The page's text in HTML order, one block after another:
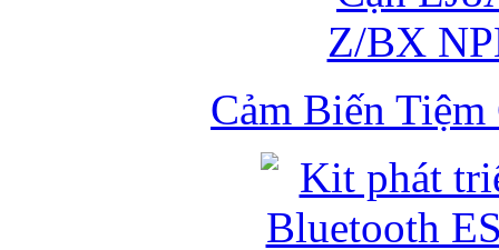
Cảm Biến